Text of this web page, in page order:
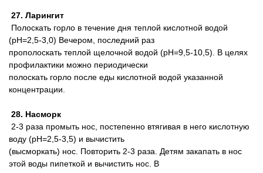
27. Ларингит
Полоскать горло в течение дня теплой кислотной водой
(pH=2,5-3,0) Вечером, последний раз
прополоскать теплой щелочной водой (pH=9,5-10,5). В целях
профилактики можно периодически
полоскать горло после еды кислотной водой указанной
концентрации.
28. Насморк
2-3 раза промыть нос, постепенно втягивая в него кислотную
воду (pH=2,5-3,5) и вычистить
(высморкать) нос. Повторить 2-3 раза. Детям закапать в нос
этой воды пипеткой и вычистить нос. В